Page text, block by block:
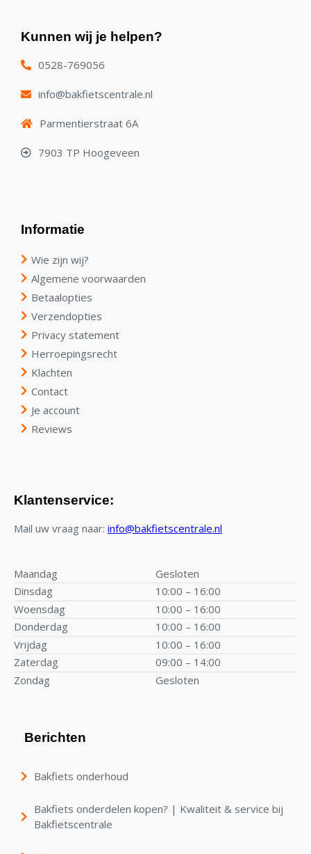
Kunnen wij je helpen?
0528-769056
info@bakfietscentrale.nl
Parmentierstraat 6A
7903 TP Hoogeveen
Informatie
Wie zijn wij?
Algemene voorwaarden
Betaalopties
Verzendopties
Privacy statement
Herroepingsrecht
Klachten
Contact
Je account
Reviews
Klantenservice:
Mail uw vraag naar: info@bakfietscentrale.nl
Maandag
Gesloten
Dinsdag
10:00 – 16:00
Woensdag
10:00 – 16:00
Donderdag
10:00 – 16:00
Vrijdag
10:00 – 16:00
Zaterdag
09:00 – 14:00
Zondag
Gesloten
Berichten
Bakfiets onderhoud
Bakfiets onderdelen kopen? | Kwaliteit & service bij
Bakfietscentrale